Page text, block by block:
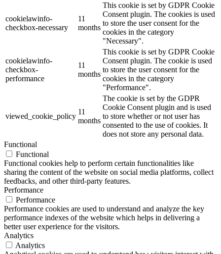
cookielawinfo-
checkbox-necessary
11
months
This cookie is set by GDPR Cookie
Consent plugin. The cookies is used
to store the user consent for the
cookies in the category
"Necessary".
cookielawinfo-
checkbox-
performance
11
months
This cookie is set by GDPR Cookie
Consent plugin. The cookie is used
to store the user consent for the
cookies in the category
"Performance".
viewed_cookie_policy
11
months
The cookie is set by the GDPR
Cookie Consent plugin and is used
to store whether or not user has
consented to the use of cookies. It
does not store any personal data.
Functional
Functional
Functional cookies help to perform certain functionalities like
sharing the content of the website on social media platforms, collect
feedbacks, and other third-party features.
Performance
Performance
Performance cookies are used to understand and analyze the key
performance indexes of the website which helps in delivering a
better user experience for the visitors.
Analytics
Analytics